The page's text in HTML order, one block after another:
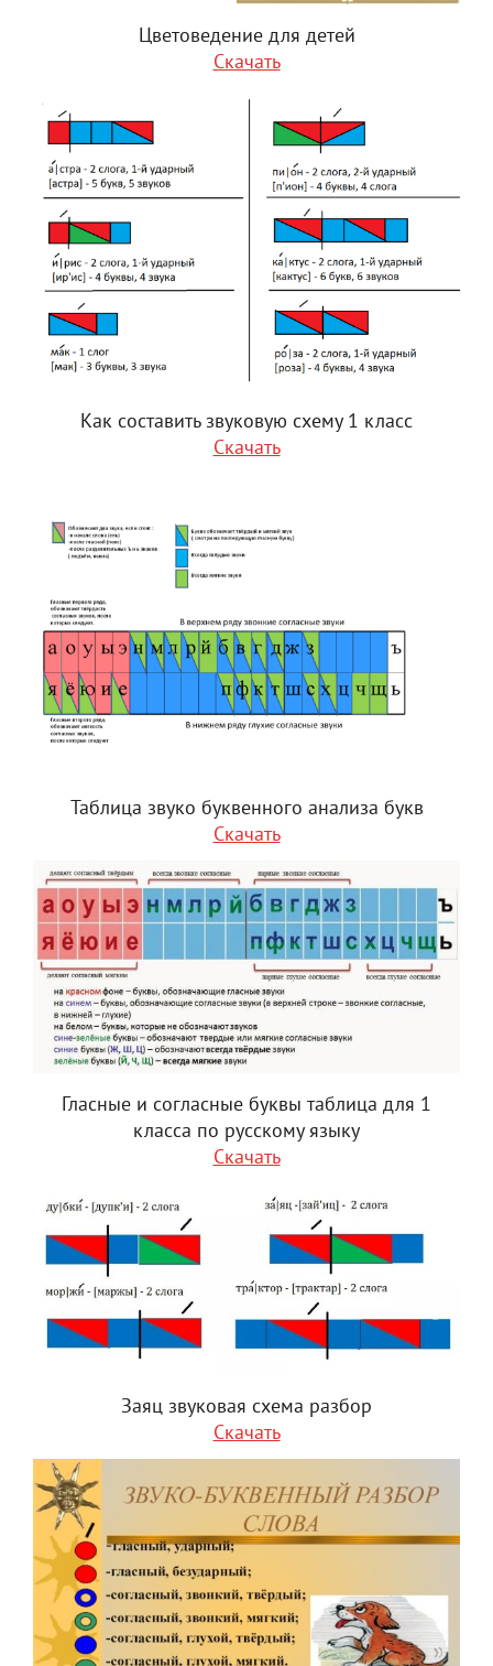
Цветоведение для детей
Скачать
Как составить звуковую схему 1 класс
Скачать
Таблица звуко буквенного анализа букв
Скачать
Гласные и согласные буквы таблица для 1
класса по русскому языку
Скачать
Заяц звуковая схема разбор
Скачать